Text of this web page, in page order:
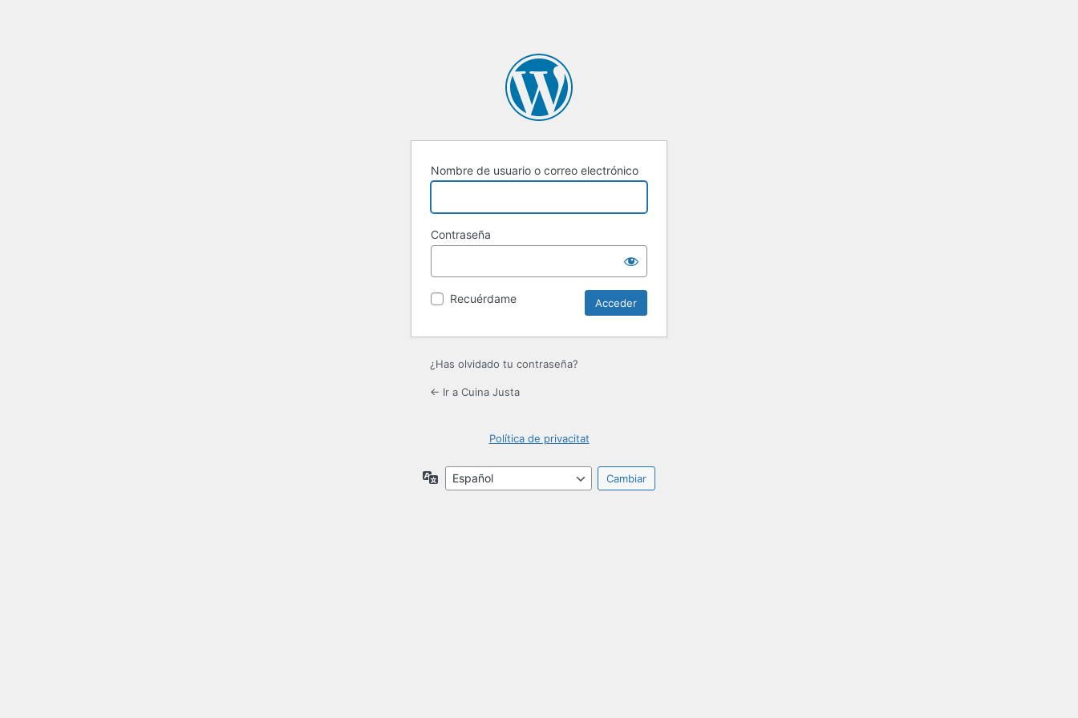
Nombre de usuario o correo electrónico
Contraseña
Recuérdame
¿Has olvidado tu contraseña?
← Ir a Cuina Justa
Política de privacitat
Idioma